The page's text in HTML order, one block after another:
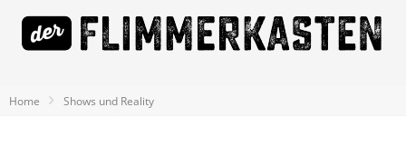
Home Shows und Reality